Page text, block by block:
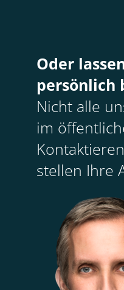
Oder
persönlich
Nicht alle
im
stellen Ihre